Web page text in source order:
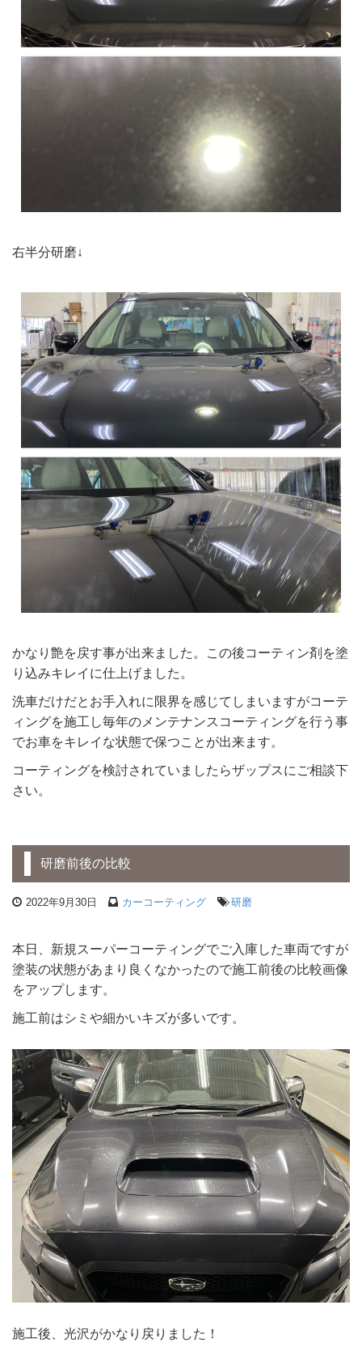
右半分研磨↓
かなり艶を戻す事が出来ました。この後コーティン剤を塗
り込みキレイに仕上げました。
洗車だけだとお手入れに限界を感じてしまいますがコーテ
ィングを施工し毎年のメンテナンスコーティングを行う事
でお車をキレイな状態で保つことが出来ます。
コーティングを検討されていましたらザップスにご相談下
さい。
研磨前後の比較
2022年9月30日 カーコーティング 研磨
本日、新規スーパーコーティングでご入庫した車両ですが
塗装の状態があまり良くなかったので施工前後の比較画像
をアップします。
施工前はシミや細かいキズが多いです。
施工後、光沢がかなり戻りました！